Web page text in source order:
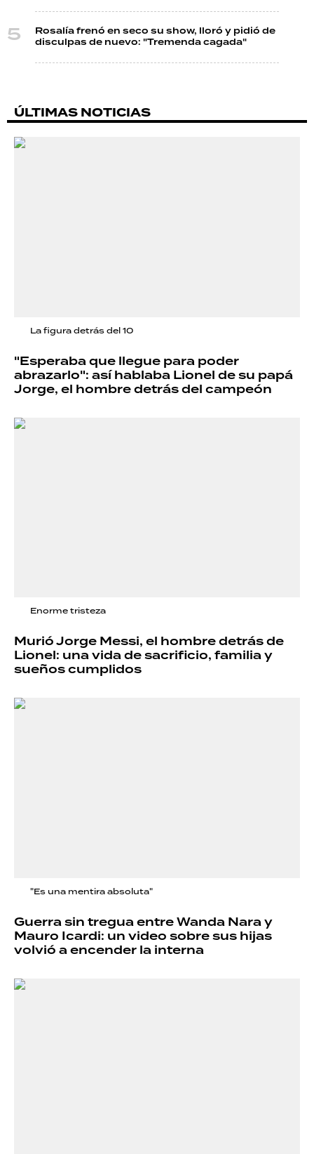
Rosalía frenó en seco su show, lloró y pidió de
disculpas de nuevo: "Tremenda cagada"
ÚLTIMAS NOTICIAS
La figura detrás del 10
"Esperaba que llegue para poder
abrazarlo": así hablaba Lionel de su papá
Jorge, el hombre detrás del campeón
Enorme tristeza
Murió Jorge Messi, el hombre detrás de
Lionel: una vida de sacrificio, familia y
sueños cumplidos
"Es una mentira absoluta"
Guerra sin tregua entre Wanda Nara y
Mauro Icardi: un video sobre sus hijas
volvió a encender la interna